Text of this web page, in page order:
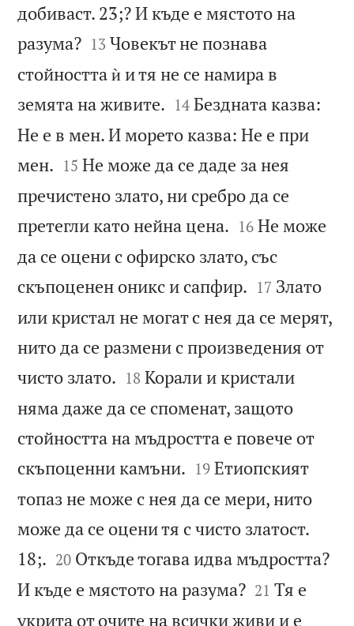
добиваст. 23;? И къде е мястото на
разума?
13 Човекът не познава
стойността ѝ и тя не се намира в
земята на живите. 

14 Бездната казва:
Не е в мен. И морето казва: Не е при
мен. 

15 Не може да се даде за нея
пречистено злато, ни сребро да се
претегли като нейна цена. 

16 Не може
да се оцени с офирско злато, със
скъпоценен оникс и сапфир. 

17 Злато
или кристал не могат с нея да се мерят,
нито да се размени с произведения от
чисто злато. 

18 Корали и кристали
няма даже да се споменат, защото
стойността на мъдростта е повече от
скъпоценни камъни. 

19 Етиопският
топаз не може с нея да се мери, нито
може да се оцени тя с чисто златост.
18;. 

20 Откъде тогава идва мъдростта?
И къде е мястото на разума?
21 Тя е
укрита от очите на всички живи и е